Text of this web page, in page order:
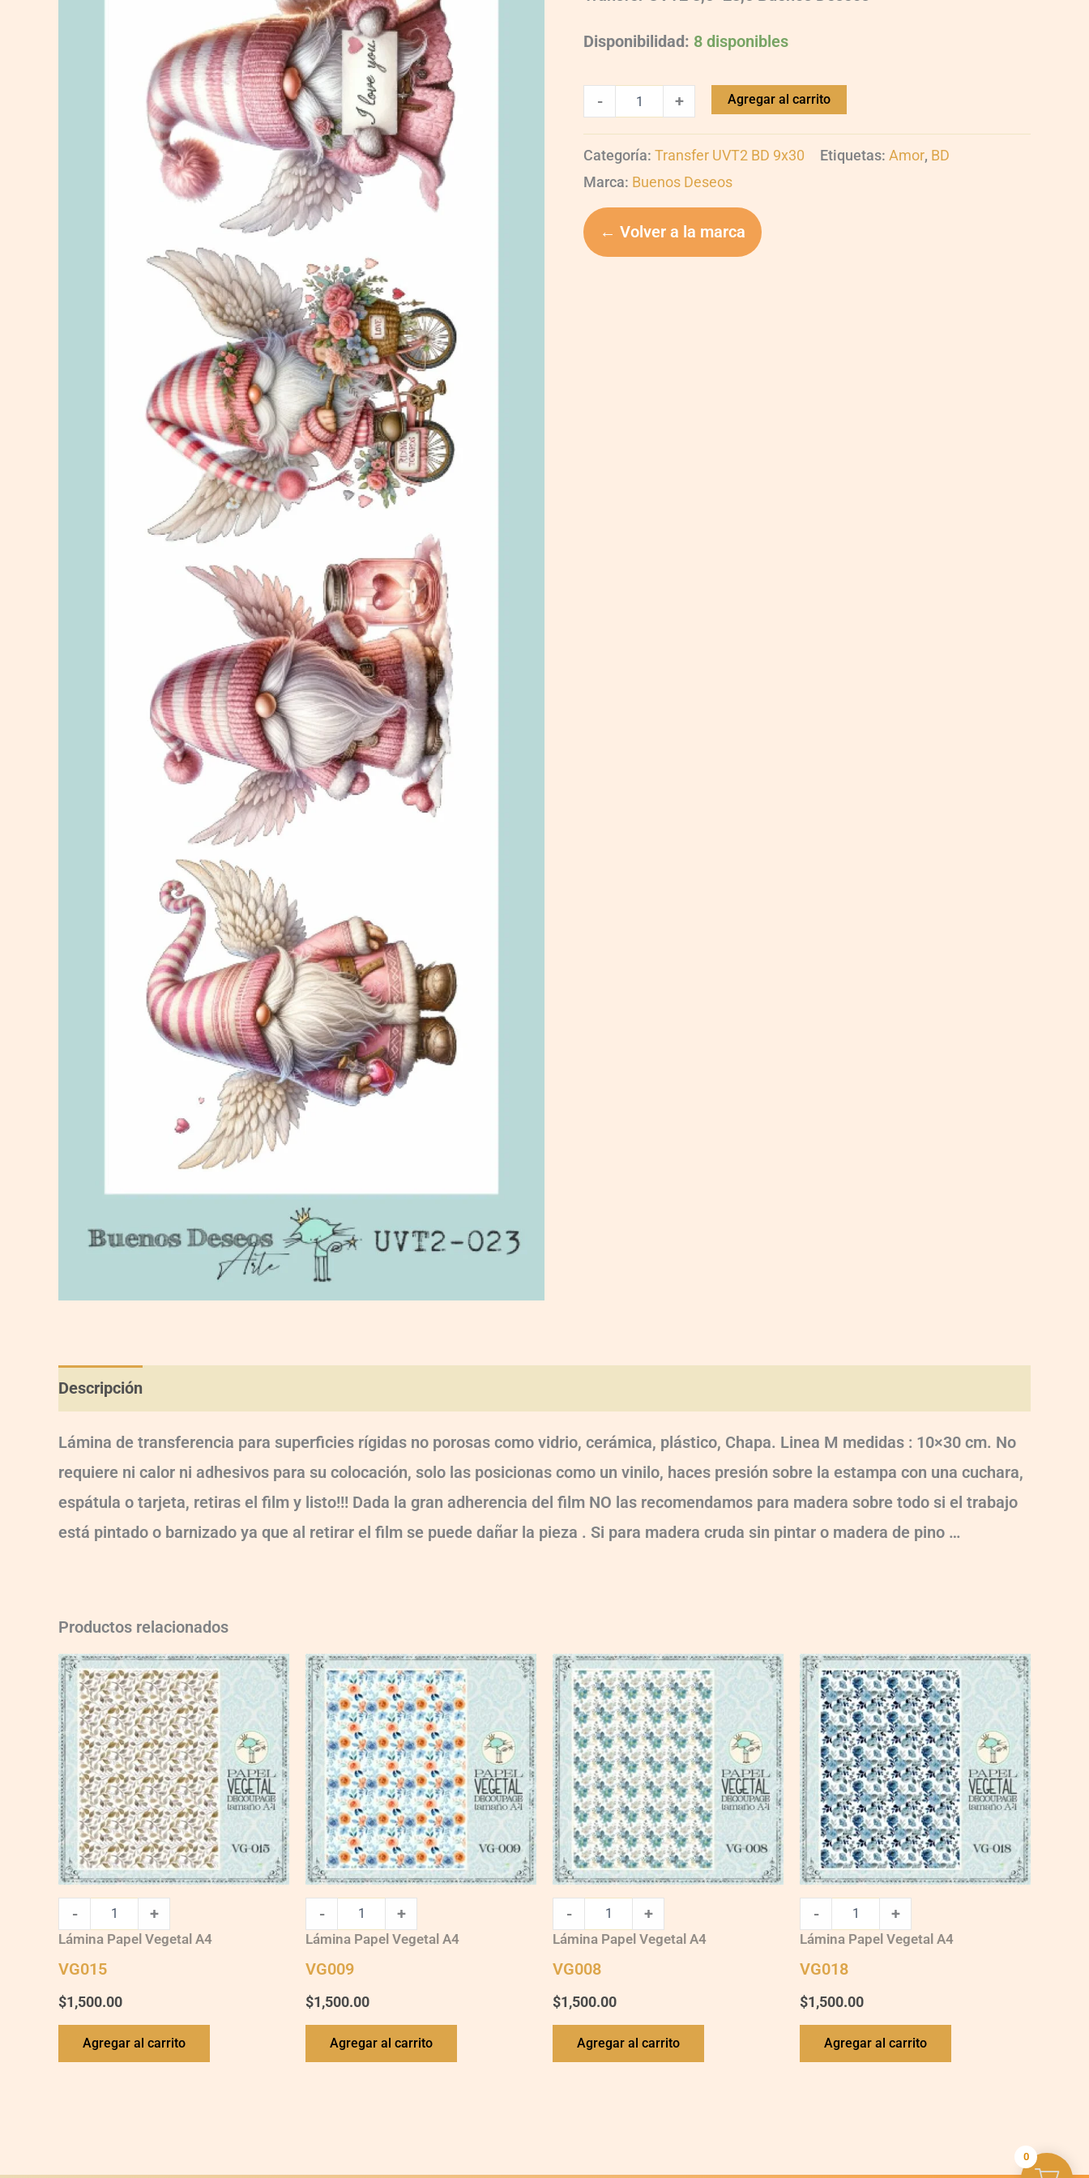
Disponibilidad: 8 disponibles
- + Agregar al carrito
Categoría: Transfer UVT2 BD 9x30 Etiquetas: Amor, BD
Marca: Buenos Deseos
← Volver a la marca
Descripción
Lámina de transferencia para superficies rígidas no porosas como vidrio, cerámica, plástico, Chapa. Linea M medidas : 10×30 cm. No
requiere ni calor ni adhesivos para su colocación, solo las posicionas como un vinilo, haces presión sobre la estampa con una cuchara,
espátula o tarjeta, retiras el film y listo!!! Dada la gran adherencia del film NO las recomendamos para madera sobre todo si el trabajo
está pintado o barnizado ya que al retirar el film se puede dañar la pieza . Si para madera cruda sin pintar o madera de pino …
Productos relacionados
VG015
quantity
- +
Lámina Papel Vegetal A4
VG015
$1,500.00
Agregar al carrito
VG009
quantity
- +
Lámina Papel Vegetal A4
VG009
$1,500.00
Agregar al carrito
VG008
quantity
- +
Lámina Papel Vegetal A4
VG008
$1,500.00
Agregar al carrito
VG018
quantity
- +
Lámina Papel Vegetal A4
VG018
$1,500.00
Agregar al carrito
0